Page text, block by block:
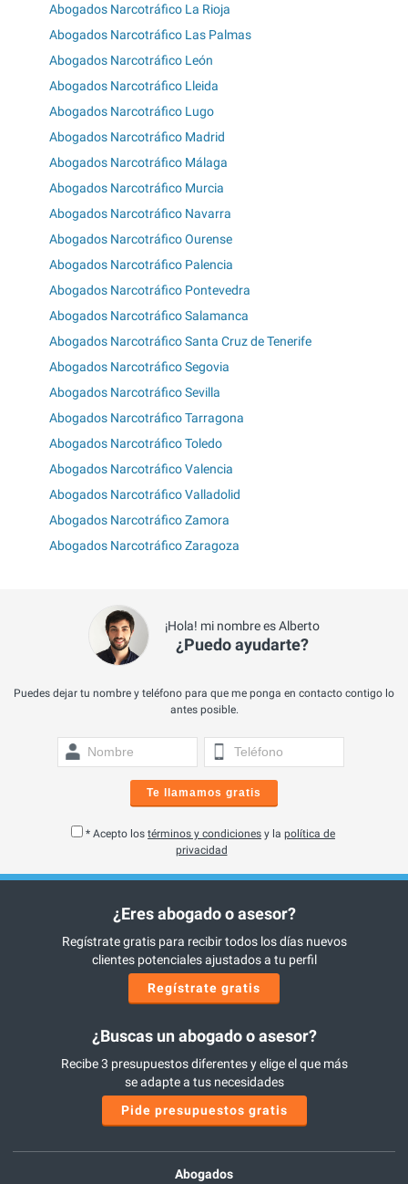
Abogados Narcotráfico La Rioja
Abogados Narcotráfico Las Palmas
Abogados Narcotráfico León
Abogados Narcotráfico Lleida
Abogados Narcotráfico Lugo
Abogados Narcotráfico Madrid
Abogados Narcotráfico Málaga
Abogados Narcotráfico Murcia
Abogados Narcotráfico Navarra
Abogados Narcotráfico Ourense
Abogados Narcotráfico Palencia
Abogados Narcotráfico Pontevedra
Abogados Narcotráfico Salamanca
Abogados Narcotráfico Santa Cruz de Tenerife
Abogados Narcotráfico Segovia
Abogados Narcotráfico Sevilla
Abogados Narcotráfico Tarragona
Abogados Narcotráfico Toledo
Abogados Narcotráfico Valencia
Abogados Narcotráfico Valladolid
Abogados Narcotráfico Zamora
Abogados Narcotráfico Zaragoza
¡Hola! mi nombre es Alberto
¿Puedo ayudarte?
Puedes dejar tu nombre y teléfono para que me ponga en contacto contigo lo
antes posible.
Te llamamos gratis
* Acepto los términos y condiciones y la política de
privacidad
¿Eres abogado o asesor?
Regístrate gratis para recibir todos los días nuevos
clientes potenciales ajustados a tu perfil
Regístrate gratis
¿Buscas un abogado o asesor?
Recibe 3 presupuestos diferentes y elige el que más
se adapte a tus necesidades
Pide presupuestos gratis
Abogados